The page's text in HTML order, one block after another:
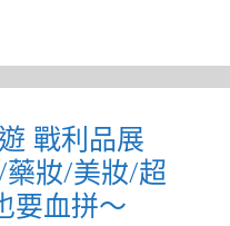
戰利品展
妝/美妝/超
要血拼～